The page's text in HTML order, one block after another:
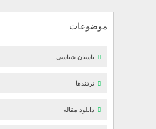
موضوعات
باستان شناسی
ترفندها
دانلود مقاله